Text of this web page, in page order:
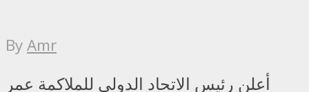
ByAmr
أعلن رئيس الاتحاد الدولي للملاكمة عمر